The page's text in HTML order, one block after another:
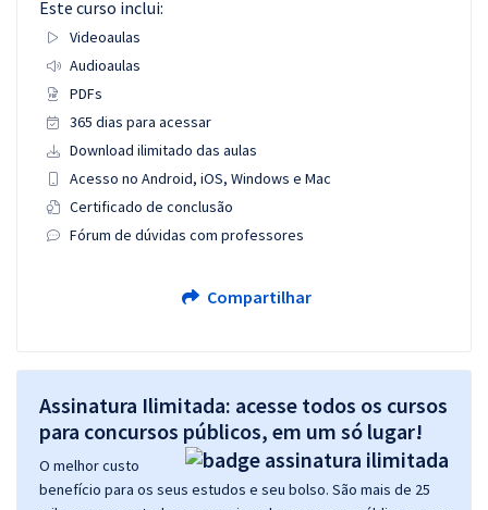
Este curso inclui:
Videoaulas
Audioaulas
PDFs
365 dias para acessar
Download ilimitado das aulas
Acesso no Android, iOS, Windows e Mac
Certificado de conclusão
Fórum de dúvidas com professores
Compartilhar
Assinatura Ilimitada: acesse todos os cursos
para concursos públicos, em um só lugar!
O melhor custo
benefício para os seus estudos e seu bolso. São mais de 25